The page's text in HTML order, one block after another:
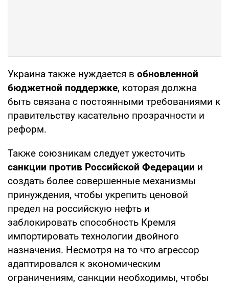
Украина также нуждается в обновленной
бюджетной поддержке, которая должна
быть связана с постоянными требованиями к
правительству касательно прозрачности и
реформ.
Также союзникам следует ужесточить
санкции против Российской Федерации и
создать более совершенные механизмы
принуждения, чтобы укрепить ценовой
предел на российскую нефть и
заблокировать способность Кремля
импортировать технологии двойного
назначения. Несмотря на то что агрессор
адаптировался к экономическим
ограничениям, санкции необходимы, чтобы